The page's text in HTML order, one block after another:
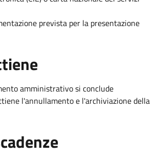
prevista per la presentazione
amministrativo si conclude
l'annullamento e l'archiviazione della